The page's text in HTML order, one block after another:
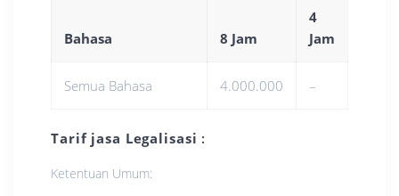
Bahasa 8 Jam
4
Jam
Semua Bahasa 4.000.000 –
Tarif jasa Legalisasi :
Ketentuan Umum: